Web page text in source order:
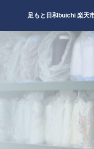
足もと日和buichi 楽天